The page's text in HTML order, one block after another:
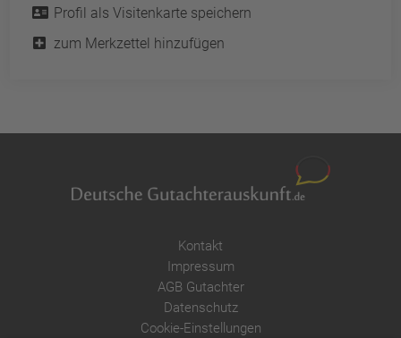
powered by Usercentrics Consent
Management Platform
Profil als Visitenkarte speichern
zum Merkzettel hinzufügen
Kontakt
Impressum
AGB Gutachter
Datenschutz
Cookie-Einstellungen